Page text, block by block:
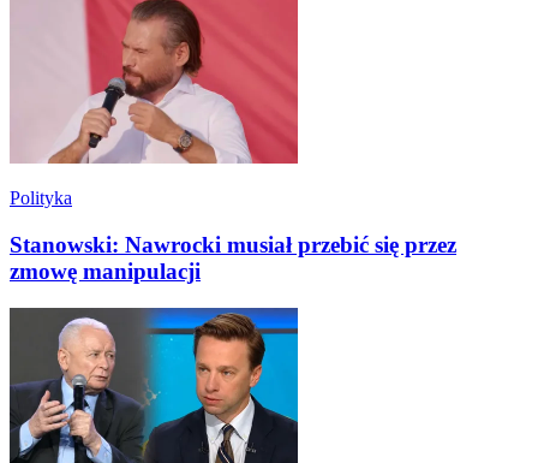
Polityka
Stanowski: Nawrocki musiał przebić się przez
zmowę manipulacji